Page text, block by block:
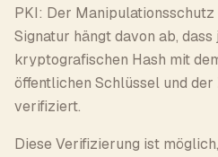
PKI: Der
Signatur hängt davon ab, dass
kryptografischen Hash mit
öffentlichen Schlüssel und
verifiziert.
Diese Verifizierung ist